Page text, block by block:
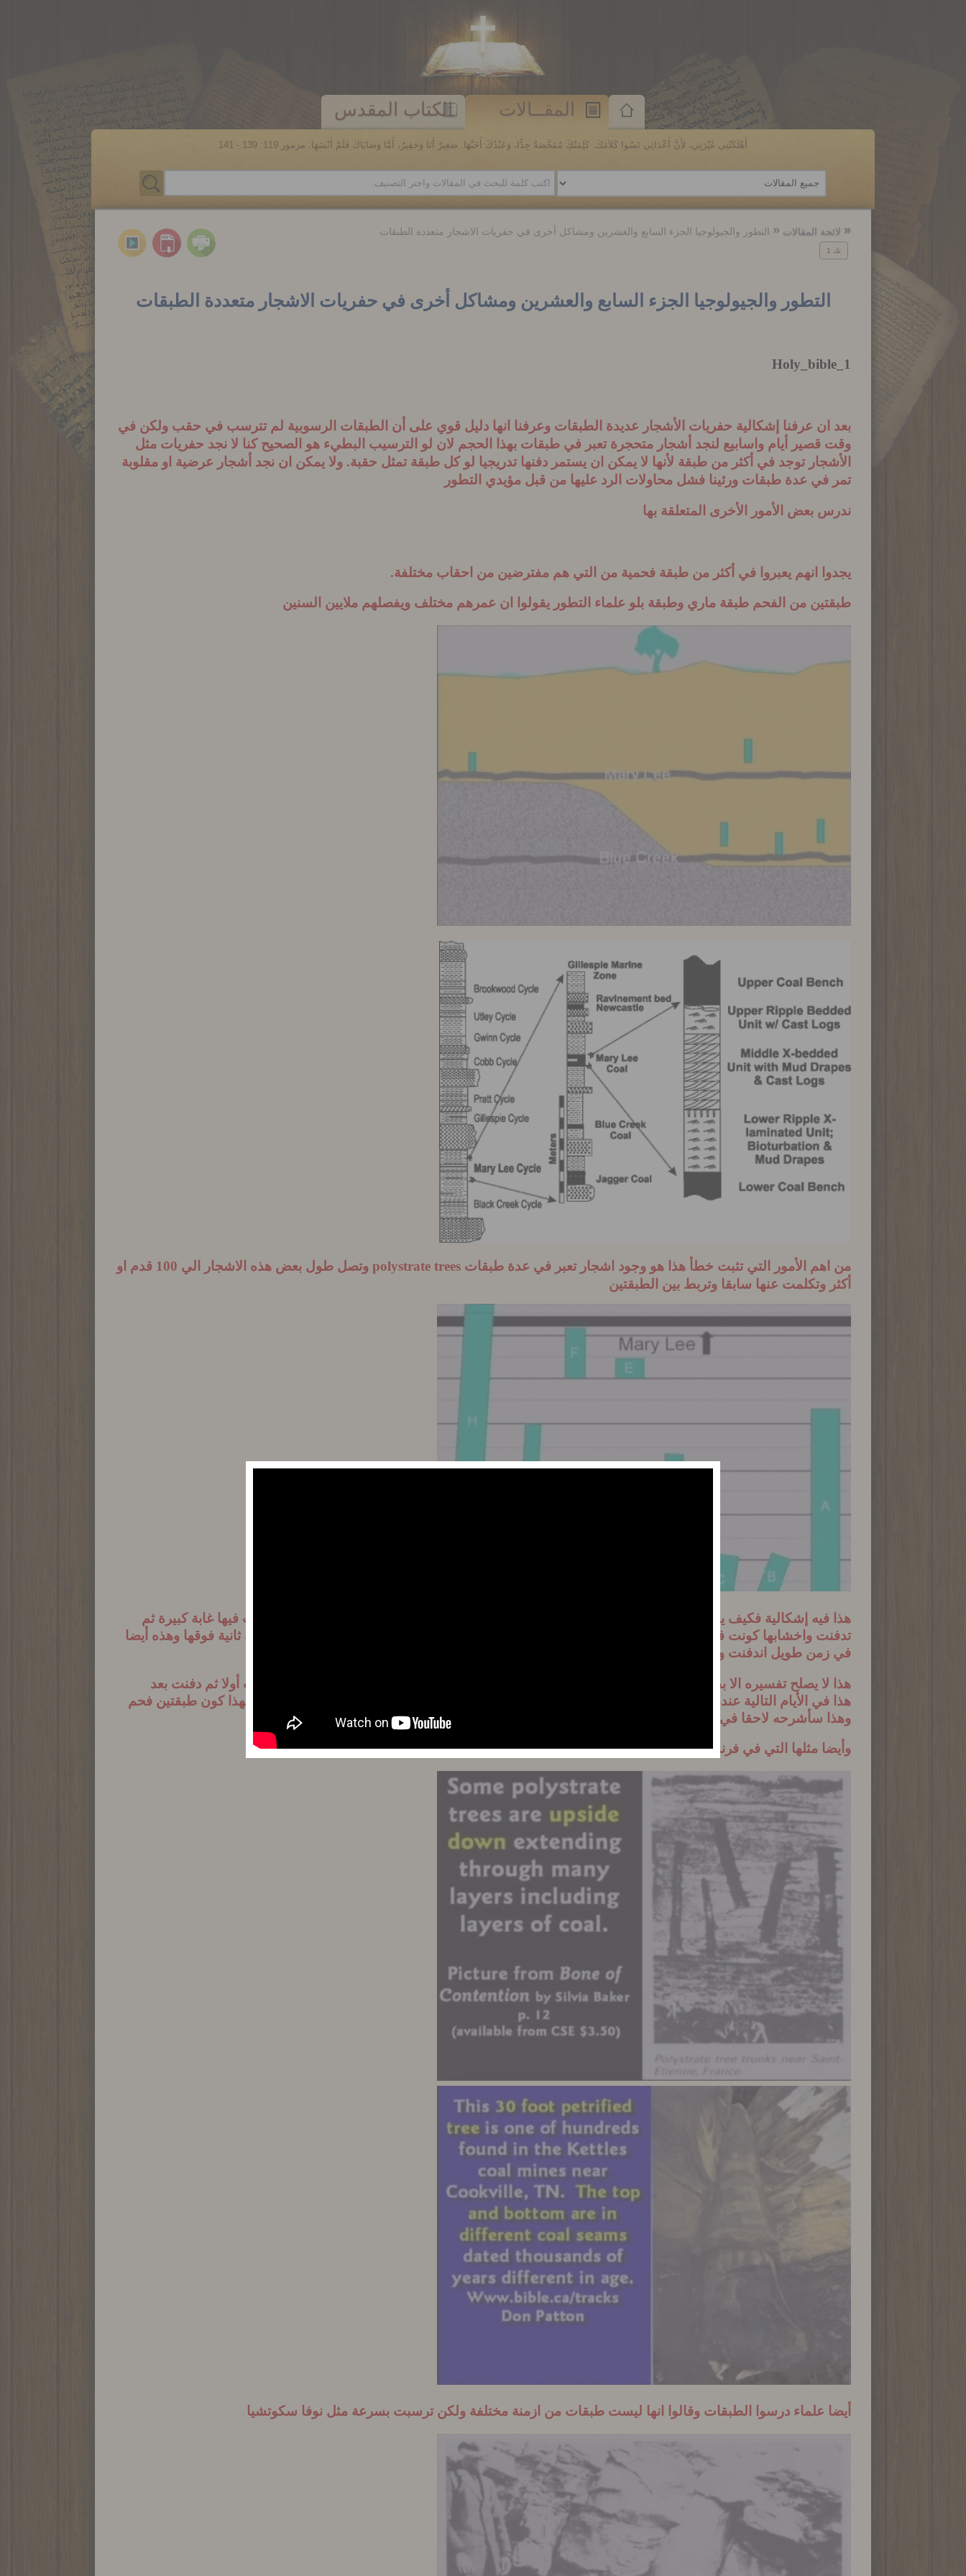
المقــالات الكتاب المقدس
أَهْلَكَتْنِي غَيْرَتِي، لأَنَّ أَعْدَائِي نَسُوا كَلاَمَكَ. كَلِمَتُكَ مُمَحَّصَةٌ جِدًّا، وَعَبْدُكَ أَحَبَّهَا. صَغِيرٌ أَنَا وَحَقِيرٌ، أَمَّا وَصَايَاكَ فَلَمْ أَنْسَهَا. مزمور 119: 139 - 141
إلىلائحة المقالات إلىالتطور والجيولوجيا الجزء السابع والعشرين ومشاكل أخرى في حفريات الاشجار متعددة الطبقات
تك 1
التطور والجيولوجيا الجزء السابع والعشرين ومشاكل أخرى في حفريات الاشجار متعددة الطبقات
Holy_bible_1
بعد ان عرفنا إشكالية حفريات الأشجار عديدة الطبقات وعرفنا انها دليل قوي على أن الطبقات الرسوبية لم تترسب في حقب ولكن في
وقت قصير أيام واسابيع لنجد أشجار متحجرة تعبر في طبقات بهذا الحجم لان لو الترسيب البطيء هو الصحيح كنا لا نجد حفريات مثل
الأشجار توجد في أكثر من طبقة لأنها لا يمكن ان يستمر دفنها تدريجيا لو كل طبقة تمثل حقبة. ولا يمكن ان نجد أشجار عرضية او مقلوبة
تمر في عدة طبقات ورئينا فشل محاولات الرد عليها من قبل مؤيدي التطور
ندرس بعض الأمور الأخرى المتعلقة بها
يجدوا انهم يعبروا في أكثر من طبقة فحمية من التي هم مفترضين من احقاب مختلفة.
طبقتين من الفحم طبقة ماري وطبقة بلو علماء التطور يقولوا ان عمرهم مختلف ويفصلهم ملايين السنين
من اهم الأمور التي تثبت خطأ هذا هو وجود اشجار تعبر في عدة طبقات polystrate trees
وتصل طول بعض هذه الاشجار الي 100 قدم او
أكثر وتكلمت عنها سابقا وتربط بين الطبقتين
هذا فيه إشكالية فكيف يفترض حسب ادعاء الاعمار الطويلة ان طبقتين فحم تمثلان حقبتان الحقبة الأولى ظهرت فيها غابة كبيرة ثم
تدفنت واخشابها كونت فحم في طبقة سفلى ثم مر زمن طويل جدا وترسبت فوقها طبقات كثيرة ثم تكونت غابة ثانية فوقها وهذه أيضا
في زمن طويل اندفنت وكونت طبقة فحم عليا ولكن نجد بينهم حفرية شجرة واحدة تعبر بين الاثنين؟
هذا لا يصلح تفسيره الا بطوفان عملاق غطى الغابة وبعض الأشجار دفنت بسرعة في مكانها وبعض الأشجار طفت أولا ثم دفنت بعد
هذا في الأيام التالية عندما كانت تأتي أمواج أكثر بمواد رسوبية أخرى اثناء ارتفاع مياه الطوفان ارتفاعا متواليا. ولهذا كون طبقتين فحم
وهذا سأشرحه لاحقا في مثال انفجار جبل هيلين.
وأيضا مثلها التي في فرنسا في مناجم الفحم وتعبر في عدة طبقات فحم
أيضا علماء درسوا الطبقات وقالوا انها ليست طبقات من ازمنة مختلفة ولكن ترسبت بسرعة مثل نوفا سكوتشيا